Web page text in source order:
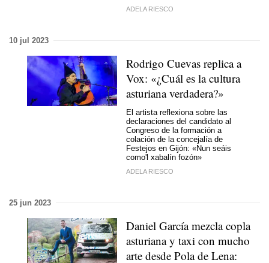
ADELA RIESCO
10 jul 2023
Rodrigo Cuevas replica a
Vox: «¿Cuál es la cultura
asturiana verdadera?»
El artista reflexiona sobre las
declaraciones del candidato al
Congreso de la formación a
colación de la concejalía de
Festejos en Gijón: «Nun seáis
como'l xabalín fozón»
ADELA RIESCO
25 jun 2023
Daniel García mezcla copla
asturiana y taxi con mucho
arte desde Pola de Lena: